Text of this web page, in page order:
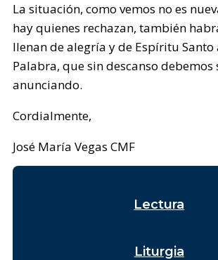
La situación, como vemos no es
hay quienes rechazan, también
llenan de alegría y de Espíritu Santo
Palabra, que sin descanso debemos
anunciando.
Cordialmente,
José María Vegas CMF
Lectura
Liturgia